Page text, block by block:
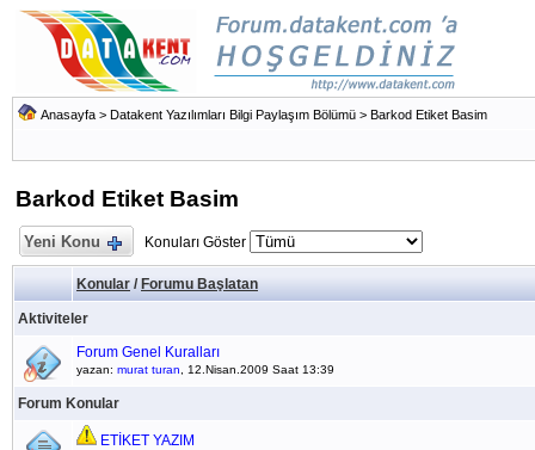
Anasayfa > Datakent Yazılımları Bilgi Paylaşım Bölümü > Barkod Etiket Basim
Barkod Etiket Basim
Yeni Konu Konuları Göster
Konular / Forumu Başlatan
Aktiviteler
Forum Genel Kuralları
yazan: murat turan , 12.Nisan.2009 Saat 13:39
Forum Konular
ETİKET YAZIM